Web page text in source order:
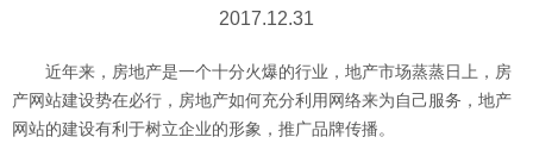
2017.12.31
近年来，房地产是一个十分火爆的行业，地产市场蒸蒸日上，房
产网站建设势在必行，房地产如何充分利用网络来为自己服务，地产
网站的建设有利于树立企业的形象，推广品牌传播。